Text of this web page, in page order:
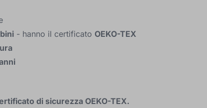
- hanno il certificato OEKO-TEX
di sicurezza OEKO-TEX.